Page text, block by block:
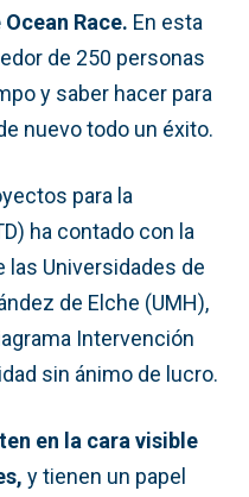
Race. En esta
de 250 personas
y saber hacer para
nuevo todo un éxito.
para la
ha contado con la
las Universidades de
de Elche (UMH),
Intervención
sin ánimo de lucro.
en la cara visible
y tienen un papel